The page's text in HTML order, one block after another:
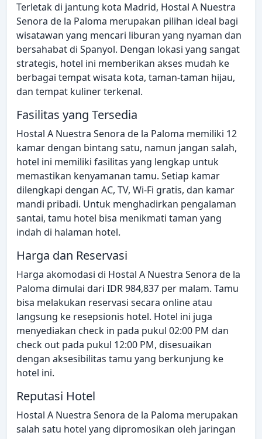
Terletak di jantung kota Madrid, Hostal A Nuestra
Senora de la Paloma merupakan pilihan ideal bagi
wisatawan yang mencari liburan yang nyaman dan
bersahabat di Spanyol. Dengan lokasi yang sangat
strategis, hotel ini memberikan akses mudah ke
berbagai tempat wisata kota, taman-taman hijau,
dan tempat kuliner terkenal.
Fasilitas yang Tersedia
Hostal A Nuestra Senora de la Paloma memiliki 12
kamar dengan bintang satu, namun jangan salah,
hotel ini memiliki fasilitas yang lengkap untuk
memastikan kenyamanan tamu. Setiap kamar
dilengkapi dengan AC, TV, Wi-Fi gratis, dan kamar
mandi pribadi. Untuk menghadirkan pengalaman
santai, tamu hotel bisa menikmati taman yang
indah di halaman hotel.
Harga dan Reservasi
Harga akomodasi di Hostal A Nuestra Senora de la
Paloma dimulai dari IDR 984,837 per malam. Tamu
bisa melakukan reservasi secara online atau
langsung ke resepsionis hotel. Hotel ini juga
menyediakan check in pada pukul 02:00 PM dan
check out pada pukul 12:00 PM, disesuaikan
dengan aksesibilitas tamu yang berkunjung ke
hotel ini.
Reputasi Hotel
Hostal A Nuestra Senora de la Paloma merupakan
salah satu hotel yang dipromosikan oleh jaringan